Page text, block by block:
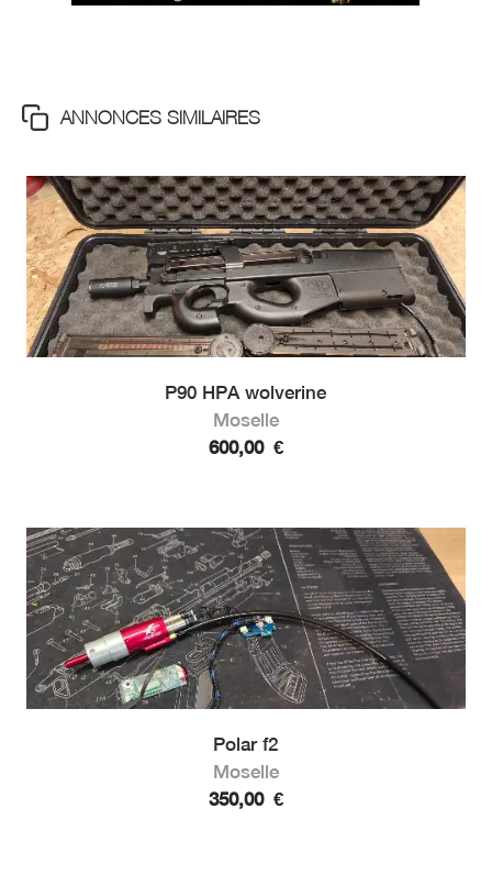
ANNONCES SIMILAIRES
P90 HPA wolverine
Moselle
600,00 €
Polar f2
Moselle
350,00 €